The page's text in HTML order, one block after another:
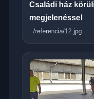
Családi ház
megjelenéssel
../referencia/12.jpg